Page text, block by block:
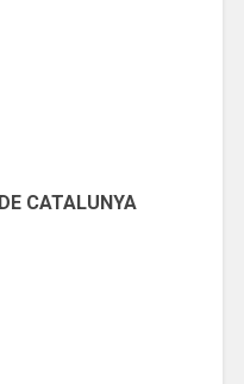
CATALUNYA